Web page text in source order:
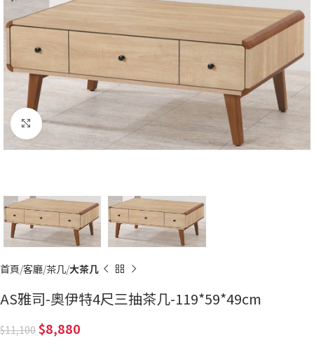
Click to enlarge
首頁 客廳 茶几 大茶几
AS雅司-奧伊特4尺三抽茶几-119*59*49cm
11,100 8,880